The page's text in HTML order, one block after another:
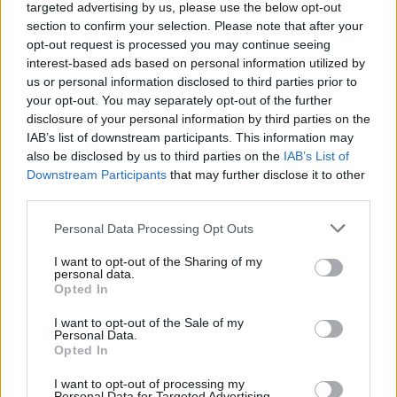
targeted advertising by us, please use the below opt-out
section to confirm your selection. Please note that after your
opt-out request is processed you may continue seeing
interest-based ads based on personal information utilized by
us or personal information disclosed to third parties prior to
your opt-out. You may separately opt-out of the further
disclosure of your personal information by third parties on the
IAB’s list of downstream participants. This information may
also be disclosed by us to third parties on the IAB’s List of
Downstream Participants that may further disclose it to other
Please note that this website/app uses one or more Google
not limited to your visit or usage behaviour. You may click to
grant or deny consent to Google and its third-party tags to
use your data for below specified purposes in below Google
consent section.
Personal Data Processing Opt Outs
I want to opt-out of the Sharing of my
personal data.
Opted In
I want to opt-out of the Sale of my
Personal Data.
Opted In
I want to opt-out of processing my
Google Maps
Σύμφωνα με την νεότερη ενημέρωση της
Τροχαίας, αυξημένη κυκλοφορία σημειώνεται
στους παρακάτω δρόμους:
Αθηνών-Κορίνθου/Λ. Αθηνών (έξοδος)
Αθηνών-Λαμίας (Αθηνών έως κόμβος
Καλυφτάκη-έξοδος)
Αθηνών-Λαμίας (κόμβος Καλυφτάκη έως
Λιμάνι Πειραιά
Μεγάλες καθυστερήσεις στην Αττική Οδό